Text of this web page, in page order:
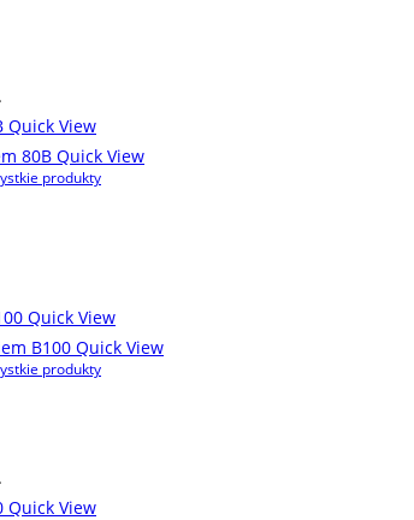
Quick View
Quick View
produkty
Quick View
Quick View
produkty
Quick View